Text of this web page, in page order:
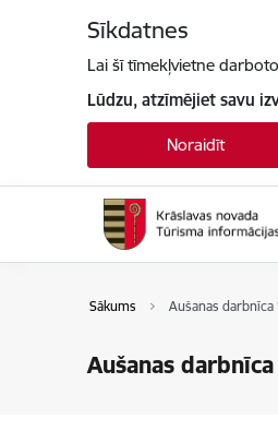
Sīkdatnes
Lai šī tīmekļvietne
Lūdzu, atzīmējiet savu
Noraidīt
Sākums Aušanas darbnīca
Aušanas darbnīca